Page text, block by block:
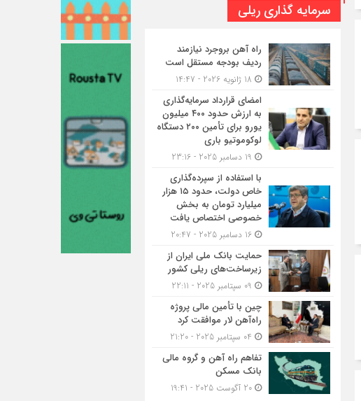
سرمایه گذاری ریلی
راه آهن بروجرد نیازمند
ردیف بودجه مستقل است
امضای قرارداد سرمایه‌گذاری
به ارزش حدود ۴۰۰ میلیون
یورو برای تأمین ۲۰۰ دستگاه
لوکوموتیو باری
با استفاده از سپرده‌گذاری
خاص دولت، حدود ۱۵ هزار
میلیارد تومان به بخش
خصوصی اختصاص یافت
حمایت بانک ملی ایران از
زیرساخت‌های ریلی کشور
چین با تأمین مالی پروژه
راه‌آهن لار موافقت کرد
تفاهم راه آهن و گروه مالی
بانک مسکن